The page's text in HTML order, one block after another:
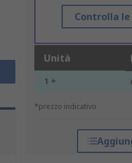
Controlla
Unità
1 +
*prezzo indicativo